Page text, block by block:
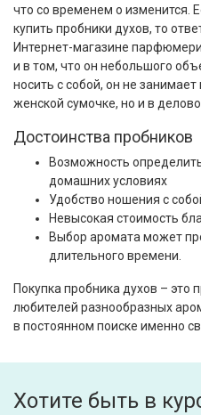
что со временем о изменится.
купить пробники духов, то
Интернет-магазине
и в том, что он небольшого
носить с собой, он не
женской сумочке, но и в
Достоинства пробников
Возможность
домашних условиях
Удобство ношения с
Невысокая стоимость
Выбор аромата может
длительного времени.
Покупка пробника духов – это
любителей разнообразных
в постоянном поиске именно
Хотите быть в